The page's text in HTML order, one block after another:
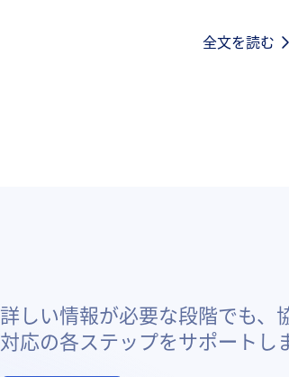
全文を読む
詳しい情報が必要な段階でも、
対応の各ステップをサポートし